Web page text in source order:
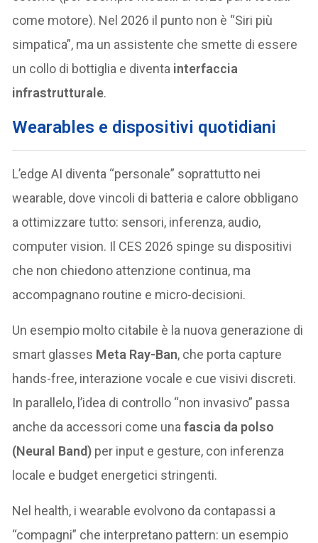
come motore). Nel 2026 il punto non è “Siri più
simpatica”, ma un assistente che smette di essere
un collo di bottiglia e diventa interfaccia
infrastrutturale.
Wearables e dispositivi quotidiani
L’edge AI diventa “personale” soprattutto nei
wearable, dove vincoli di batteria e calore obbligano
a ottimizzare tutto: sensori, inferenza, audio,
computer vision. Il CES 2026 spinge su dispositivi
che non chiedono attenzione continua, ma
accompagnano routine e micro-decisioni.
Un esempio molto citabile è la nuova generazione di
smart glasses Meta Ray-Ban, che porta capture
hands-free, interazione vocale e cue visivi discreti.
In parallelo, l’idea di controllo “non invasivo” passa
anche da accessori come unafascia da polso
(Neural Band) per input e gesture, con inferenza
locale e budget energetici stringenti.
Nel health, i wearable evolvono da contapassi a
“compagni” che interpretano pattern: un esempio